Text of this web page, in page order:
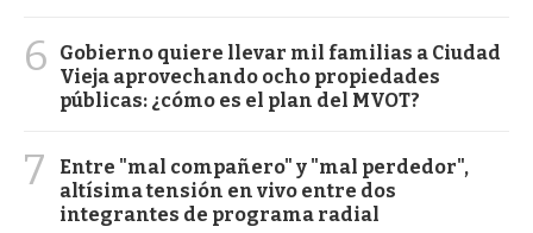
6
Gobierno quiere llevar mil familias a Ciudad
Vieja aprovechando ocho propiedades
públicas: ¿cómo es el plan del MVOT?
7
Entre "mal compañero" y "mal perdedor",
altísima tensión en vivo entre dos
integrantes de programa radial